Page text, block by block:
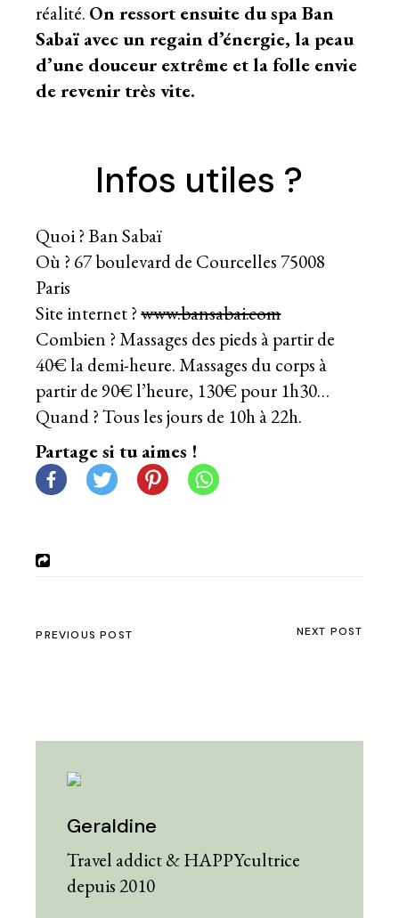
réalité. On ressort ensuite du spa Ban
Sabaï avec un regain d’énergie, la peau
d’une douceur extrême et la folle envie
de revenir très vite.
Infos utiles ?
Quoi ? Ban Sabaï
Où ? 67 boulevard de Courcelles 75008
Paris
Site internet ?www.bansabai.com
Combien ? Massages des pieds à partir de
40€ la demi-heure. Massages du corps à
partir de 90€ l’heure, 130€ pour 1h30…
Quand ? Tous les jours de 10h à 22h.
Partage si tu aimes !
PREVIOUS POST NEXT POST
Geraldine
Travel addict & HAPPYcultrice
depuis 2010